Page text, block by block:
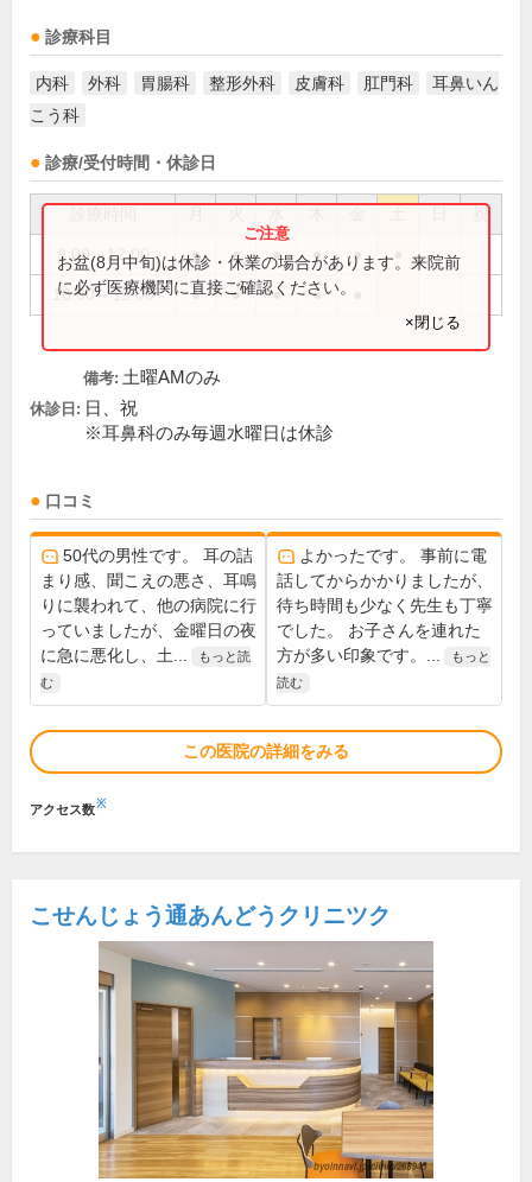
診療科目
内科 外科 胃腸科 整形外科 皮膚科 肛門科
耳鼻いん
こう科
診療/受付時間・休診日
祝
9:00～12:00 ● ● ● ● ●
16:00～19:00 ● ● ● ●
お盆(8月中旬)は休診・休業の場合があります。来院前
に必ず医療機関に直接ご確認ください。
×閉じる
備考: 土曜AMのみ
休診日: 日、祝
※耳鼻科のみ毎週水曜日は休診
口コミ
50代の男性です。 耳の詰
まり感、聞こえの悪さ、耳鳴
りに襲われて、他の病院に行
っていましたが、金曜日の夜
に急に悪化し、土...
もっと読
む
よかったです。 事前に電
話してからかかりましたが、
待ち時間も少なく先生も丁寧
でした。 お子さんを連れた
方が多い印象です。...
もっと
読む
この医院の詳細をみる
アクセス数※
こせんじょう通あんどうクリニツク